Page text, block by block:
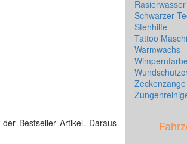
Bestseller Artikel. Daraus
Rasierwasser
Schwarzer
Stehhilfe
Tattoo
Warmwachs
Wimpernfarbe
Zeckenzange